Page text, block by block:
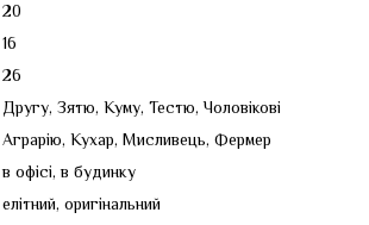
20
16
26
Другу, Зятю, Куму, Тестю, Чоловікові
Аграрію, Кухар, Мисливець, Фермер
в офісі, в будинку
елітний, оригінальний